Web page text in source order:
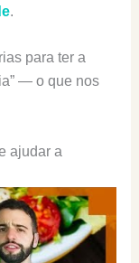
.
para ter a
— o que nos
ajudar a